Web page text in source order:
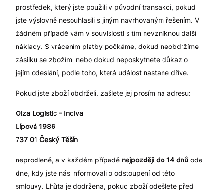
prostředek, který jste použili v původní transakci, pokud
jste výslovně nesouhlasili s jiným navrhovaným řešením. V
žádném případě vám v souvislosti s tím nevzniknou další
náklady. S vrácením platby počkáme, dokud neobdržíme
zásilku se zbožím, nebo dokud neposkytnete důkaz o
jejím odeslání, podle toho, která událost nastane dříve.
Pokud jste zboží obdrželi, zašlete jej prosím na adresu:
Olza Logistic - Indiva
Lípová 1986
737 01 Český Těšín
neprodleně, a v každém případě nejpozději do 14 dnů ode
dne, kdy jste nás informovali o odstoupení od této
smlouvy. Lhůta je dodržena, pokud zboží odešlete před